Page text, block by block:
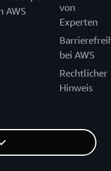
AWS
von
Experten
bei AWS
Rechtlicher
Hinweis